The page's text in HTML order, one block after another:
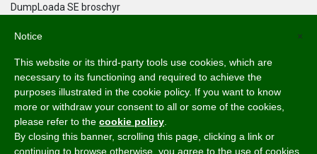
DumpLoada SE broschyr
Språk
English
Svenska
Dansk
Norsk Bokmål
×
Notice
This website or its third-party tools use cookies, which are
necessary to its functioning and required to achieve the
purposes illustrated in the cookie policy. If you want to know
more or withdraw your consent to all or some of the cookies,
please refer to the cookie policy
By closing this banner, scrolling this page, clicking a link or
continuing to browse otherwise, you agree to the use of cookies.